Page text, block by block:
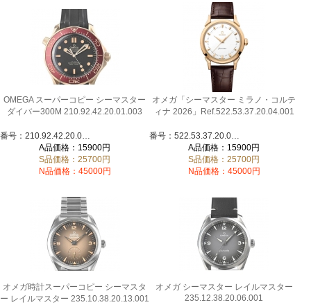
OMEGA スーパーコピー シーマスター
ダイバー300M 210.92.42.20.01.003
A品価格：15900円
S品価格：25700円
N品価格：45000円
オメガ「シーマスター ミラノ・コルテ
ィナ 2026」Ref.522.53.37.20.04.001
A品価格：15900円
S品価格：25700円
N品価格：45000円
オメガ時計スーパーコピー シーマスタ
ー レイルマスター 235.10.38.20.13.001
オメガ シーマスター レイルマスター
235.12.38.20.06.001